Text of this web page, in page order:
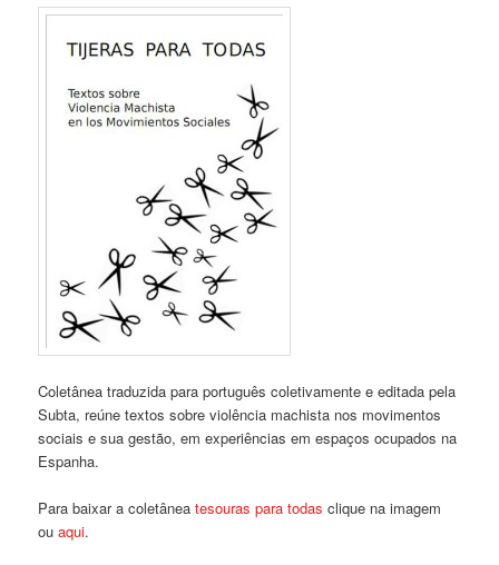
Coletânea traduzida para português coletivamente e editada pela
Subta, reúne textos sobre violência machista nos movimentos
sociais e sua gestão, em experiências em espaços ocupados na
Espanha.
Para baixar a coletâneatesouras para todas clique na imagem
ouaqui.